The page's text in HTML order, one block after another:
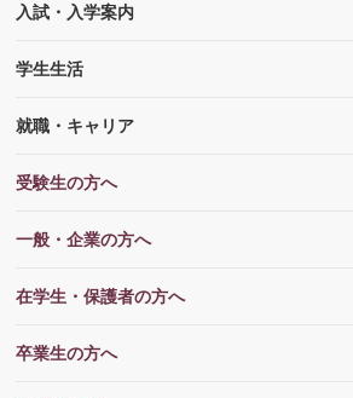
入試・入学案内
学生生活
就職・キャリア
受験生の方へ
一般・企業の方へ
在学生・保護者の方へ
卒業生の方へ